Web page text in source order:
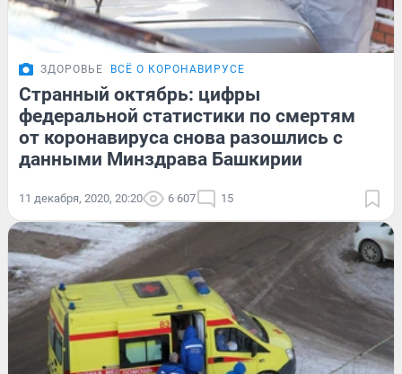
ЗДОРОВЬЕ ВСЁ О КОРОНАВИРУСЕ
Странный октябрь: цифры
федеральной статистики по смертям
от коронавируса снова разошлись с
данными Минздрава Башкирии
11 декабря, 2020, 20:20 6 607 15